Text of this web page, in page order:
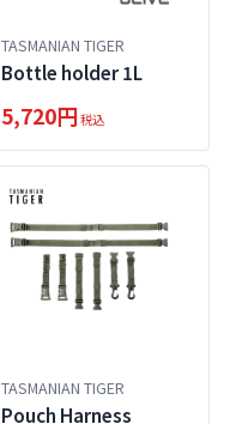
TASMANIAN TIGER
Bottle holder 1L
5,720円税込
TASMANIAN TIGER
Pouch Harness